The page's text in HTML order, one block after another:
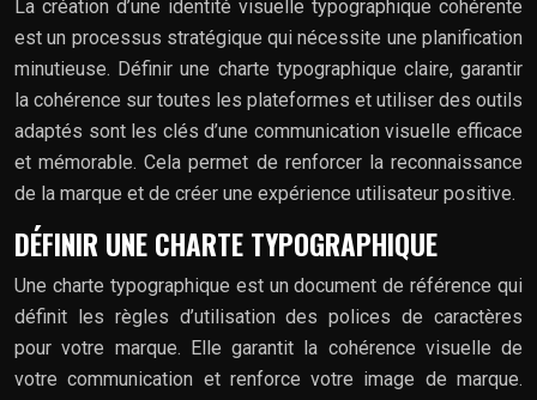
La création d’une identité visuelle typographique cohérente
est un processus stratégique qui nécessite une planification
minutieuse. Définir une charte typographique claire, garantir
la cohérence sur toutes les plateformes et utiliser des outils
adaptés sont les clés d’une communication visuelle efficace
et mémorable. Cela permet de renforcer la reconnaissance
de la marque et de créer une expérience utilisateur positive.
DÉFINIR UNE CHARTE TYPOGRAPHIQUE
Une charte typographique est un document de référence qui
définit les règles d’utilisation des polices de caractères
pour votre marque. Elle garantit la cohérence visuelle de
votre communication et renforce votre image de marque.